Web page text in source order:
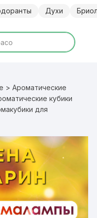
Духи
>Ароматические
кубики
для